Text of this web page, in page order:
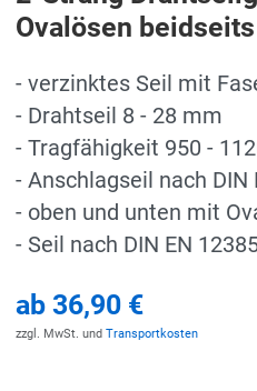
Ovalösen beidseits
- verzinktes Seil mit
- Drahtseil 8 - 28 mm
- Tragfähigkeit 950 -
- Anschlagseil nach DIN
- oben und unten mit
- Seil nach DIN EN
ab 36,90 €
zzgl. MwSt. und Transportkosten